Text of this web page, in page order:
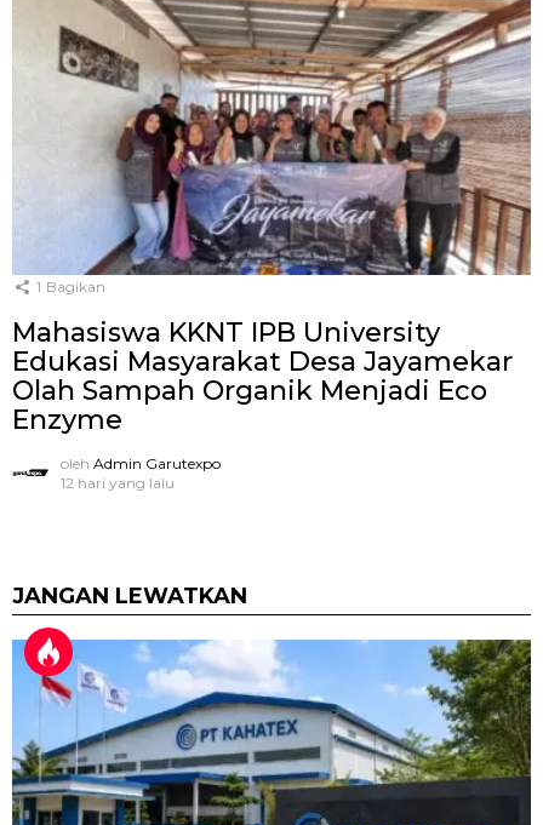
1 Bagikan
Mahasiswa KKNT IPB University
Edukasi Masyarakat Desa Jayamekar
Olah Sampah Organik Menjadi Eco
Enzyme
oleh Admin Garutexpo
12 hari yang lalu
JANGAN LEWATKAN